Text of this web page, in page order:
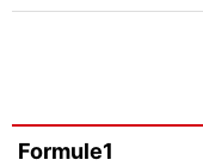
Formule1